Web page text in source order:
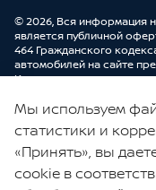
© 2026, Вся информация
является публичной
464 Гражданского
автомобилей на сайте
Комплектации и цены
автоцентре ООО
Мы используем
статистики и
«Принять», вы
cookie в